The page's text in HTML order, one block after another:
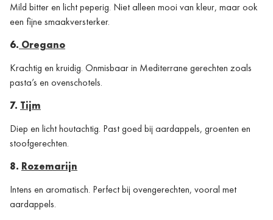
Mild bitter en licht peperig. Niet alleen mooi van kleur, maar ook
een fijne smaakversterker.
6. Oregano
Krachtig en kruidig. Onmisbaar in Mediterrane gerechten zoals
pasta’s en ovenschotels.
7. Tijm
Diep en licht houtachtig. Past goed bij aardappels, groenten en
stoofgerechten.
8. Rozemarijn
Intens en aromatisch. Perfect bij ovengerechten, vooral met
aardappels.